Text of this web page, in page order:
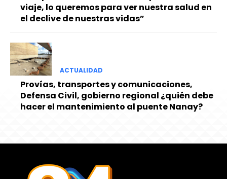
viaje, lo queremos para ver nuestra salud en
el declive de nuestras vidas”
ACTUALIDAD
Provías, transportes y comunicaciones,
Defensa Civil, gobierno regional ¿quién debe
hacer el mantenimiento al puente Nanay?